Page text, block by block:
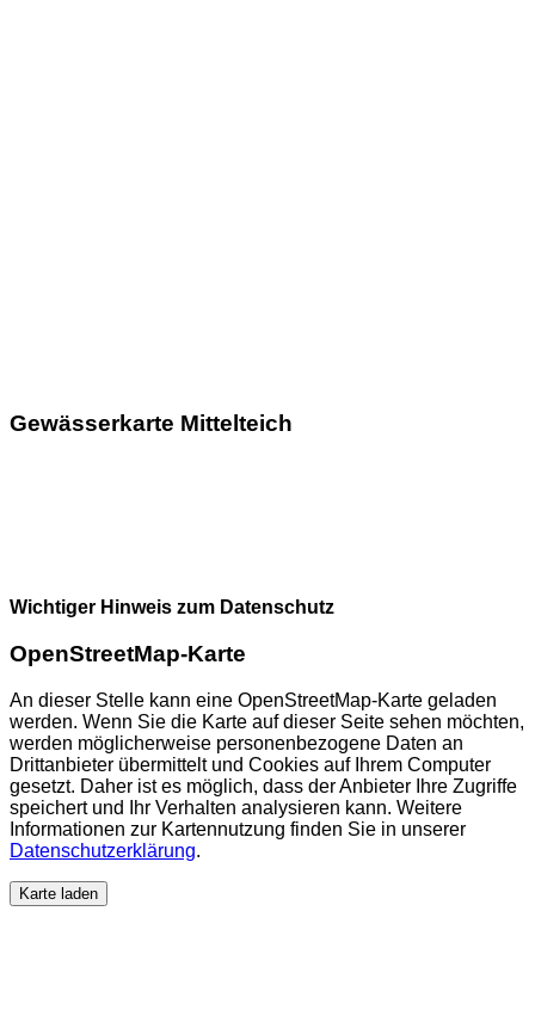
Gewässerkarte Mittelteich
Wichtiger Hinweis zum Datenschutz
OpenStreetMap-Karte
An dieser Stelle kann eine OpenStreetMap-Karte geladen
werden. Wenn Sie die Karte auf dieser Seite sehen möchten,
werden möglicherweise personenbezogene Daten an
Drittanbieter übermittelt und Cookies auf Ihrem Computer
gesetzt. Daher ist es möglich, dass der Anbieter Ihre Zugriffe
speichert und Ihr Verhalten analysieren kann. Weitere
Informationen zur Kartennutzung finden Sie in unserer
Datenschutzerklärung.
Karte laden